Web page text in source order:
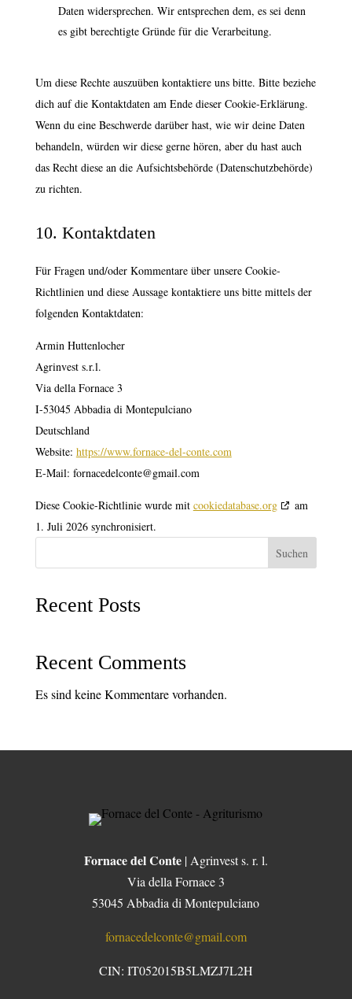
Daten widersprechen. Wir entsprechen dem, es sei denn
es gibt berechtigte Gründe für die Verarbeitung.
Um diese Rechte auszuüben kontaktiere uns bitte. Bitte beziehe
dich auf die Kontaktdaten am Ende dieser Cookie-Erklärung.
Wenn du eine Beschwerde darüber hast, wie wir deine Daten
behandeln, würden wir diese gerne hören, aber du hast auch
das Recht diese an die Aufsichtsbehörde (Datenschutzbehörde)
zu richten.
10. Kontaktdaten
Für Fragen und/oder Kommentare über unsere Cookie-
Richtlinien und diese Aussage kontaktiere uns bitte mittels der
folgenden Kontaktdaten:
Armin Huttenlocher
Agrinvest s.r.l.
Via della Fornace 3
I-53045 Abbadia di Montepulciano
Deutschland
Website: https://www.fornace-del-conte.com
E-Mail: fornacedelconte@gmail.com
Diese Cookie-Richtlinie wurde mit cookiedatabase.org
am
1. Juli 2026 synchronisiert.
Suchen
Recent Posts
Recent Comments
Es sind keine Kommentare vorhanden.
Fornace del Conte| Agrinvest s. r. l.
Via della Fornace 3
53045 Abbadia di Montepulciano
fornacedelconte@gmail.com
CIN: IT052015B5LMZJ7L2H